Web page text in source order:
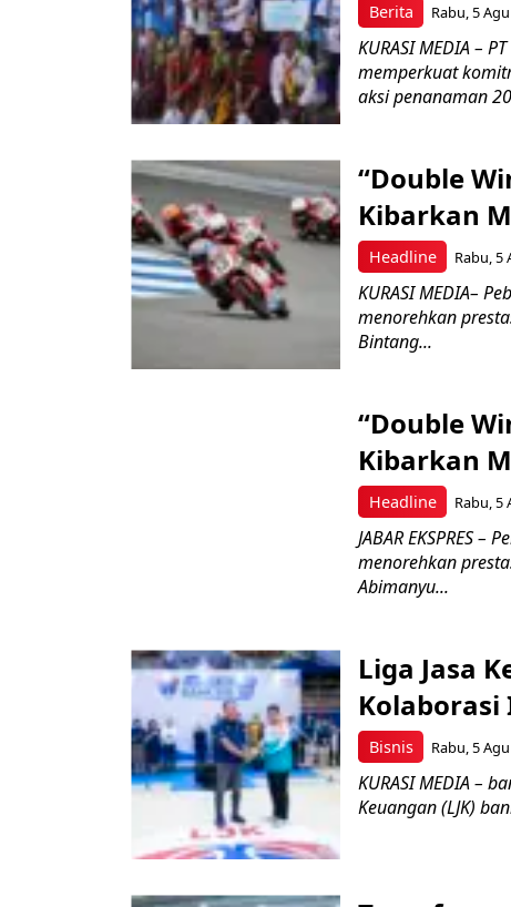
Berita Rabu, 5
KURASI MEDIA –
memperkuat
aksi penanaman
Headline
“Double
Kibarkan
Rabu, 5
KURASI MEDIA–
menorehkan
Bintang...
Headline
“Double
Kibarkan
Rabu, 5
JABAR EKSPRES
menorehkan
Abimanyu...
Bisnis
Liga Jasa
Kolaborasi
Rabu, 5
KURASI MEDIA –
Keuangan (LJK)